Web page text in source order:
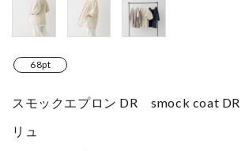
68pt
スモックエプロン DR smock coat
リュ